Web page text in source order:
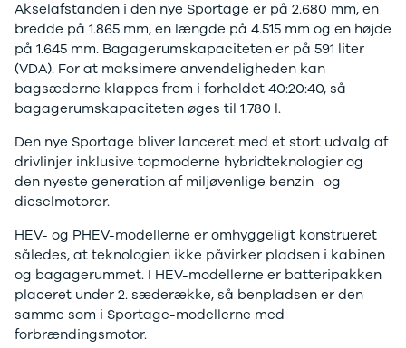
i10
i20
i30
Tucson
Santa Fe
Jaguar
Se alle
Jaguar
E-Pace
Se alle Iveco
Daily
Kia
Se alle Kia
Elbil
Picanto
Akselafstanden i den nye Sportage er på 2.680 mm, en
bredde på 1.865 mm, en længde på 4.515 mm og en højde
på 1.645 mm. Bagagerumskapaciteten er på 591 liter
(VDA). For at maksimere anvendeligheden kan
bagsæderne klappes frem i forholdet 40:20:40, så
bagagerumskapaciteten øges til 1.780 l.
Den nye Sportage bliver lanceret med et stort udvalg af
drivlinjer inklusive topmoderne hybridteknologier og
den nyeste generation af miljøvenlige benzin- og
dieselmotorer.
HEV- og PHEV-modellerne er omhyggeligt konstrueret
således, at teknologien ikke påvirker pladsen i kabinen
og bagagerummet. I HEV-modellerne er batteripakken
placeret under 2. sæderække, så benpladsen er den
samme som i Sportage-modellerne med
forbrændingsmotor.